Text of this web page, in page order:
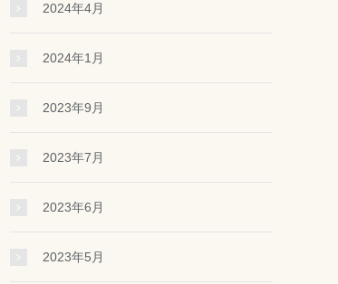
2024年4月
2024年1月
2023年9月
2023年7月
2023年6月
2023年5月